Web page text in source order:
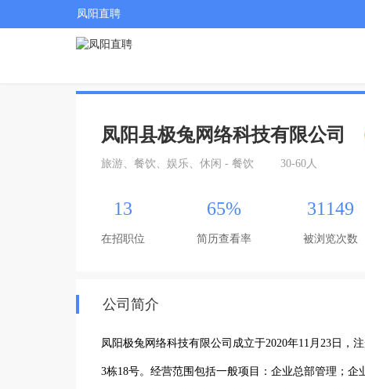
凤阳直聘
凤阳县极兔网络科技有限公司
旅游、餐饮、娱乐、休闲 - 餐饮 30-60人
13
在招职位
65%
简历查看率
31149
被浏览次数
公司简介
凤阳极兔网络科技有限公司成立于2020年11月23日，
3栋18号。经营范围包括一般项目：企业总部管理；